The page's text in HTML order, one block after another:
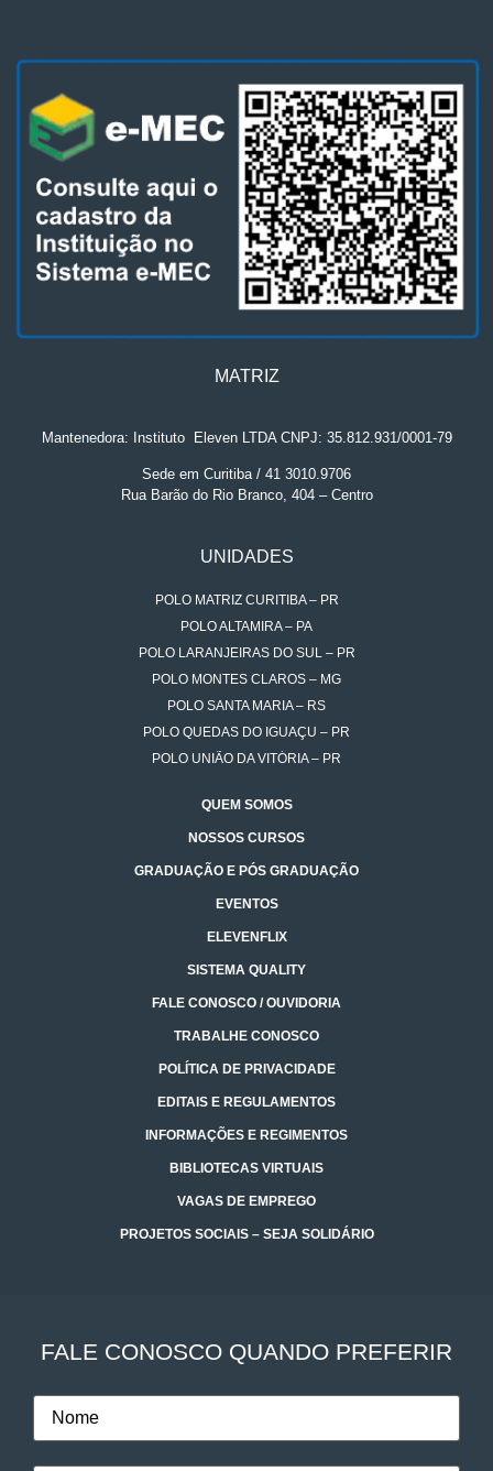
MATRIZ
Mantenedora: Instituto. Eleven LTDA CNPJ: 35.812.931/0001-79
Sede em Curitiba / 41 3010.9706
Rua Barão do Rio Branco, 404 – Centro
UNIDADES
POLO MATRIZ CURITIBA – PR
POLO ALTAMIRA – PA
POLO LARANJEIRAS DO SUL – PR
POLO MONTES CLAROS – MG
POLO SANTA MARIA – RS
POLO QUEDAS DO IGUAÇU – PR
POLO UNIÃO DA VITÓRIA – PR
QUEM SOMOS
NOSSOS CURSOS
GRADUAÇÃO E PÓS GRADUAÇÃO
EVENTOS
ELEVENFLIX
SISTEMA QUALITY
FALE CONOSCO / OUVIDORIA
TRABALHE CONOSCO
POLÍTICA DE PRIVACIDADE
EDITAIS E REGULAMENTOS
INFORMAÇÕES E REGIMENTOS
BIBLIOTECAS VIRTUAIS
VAGAS DE EMPREGO
PROJETOS SOCIAIS – SEJA SOLIDÁRIO
FALE CONOSCO QUANDO PREFERIR